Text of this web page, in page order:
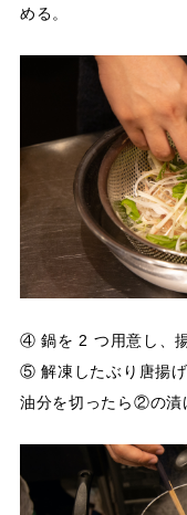
める。
④ 鍋を 2 つ用意し、
⑤ 解凍したぶり唐揚
油分を切ったら②の漬